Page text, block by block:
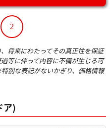
2
将来にわたってその真正性を保証
等に伴って内容に不備が生じる可
別な表記がないかぎり、価格情報
ア)